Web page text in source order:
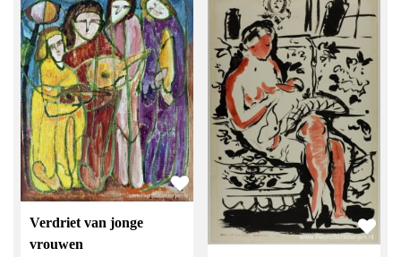
Verdriet van jonge
vrouwen